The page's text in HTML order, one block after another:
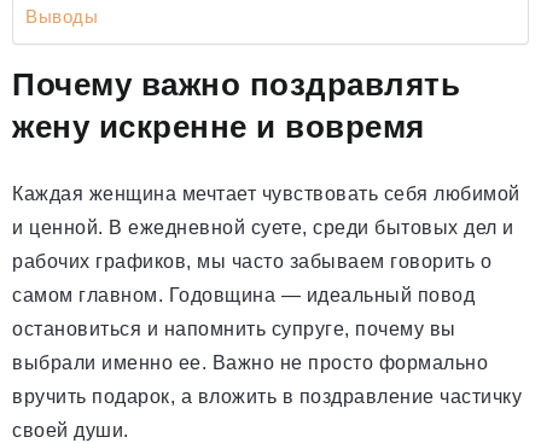
Выводы
Почему важно поздравлять
жену искренне и вовремя
Каждая женщина мечтает чувствовать себя любимой
и ценной. В ежедневной суете, среди бытовых дел и
рабочих графиков, мы часто забываем говорить о
самом главном. Годовщина — идеальный повод
остановиться и напомнить супруге, почему вы
выбрали именно ее. Важно не просто формально
вручить подарок, а вложить в поздравление частичку
своей души.